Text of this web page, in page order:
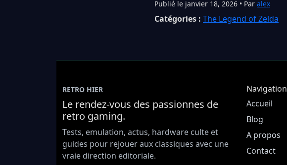
Publié le janvier 18, 2026 • Par alex
Catégories : The Legend of Zelda
RETRO HIER
Le rendez-vous des passionnes de
retro gaming.
Tests, emulation, actus, hardware culte et
guides pour rejouer aux classiques avec une
vraie direction editoriale.
Navigation
Accueil
Blog
A propos
Contact